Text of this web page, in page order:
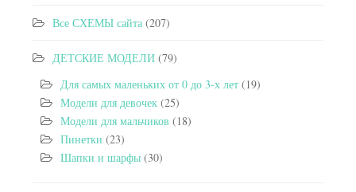
Все СХЕМЫ сайта (207)
ДЕТСКИЕ МОДЕЛИ (79)
Для самых маленьких от 0 до 3-х лет (19)
Модели для девочек (25)
Модели для мальчиков (18)
Пинетки (23)
Шапки и шарфы (30)